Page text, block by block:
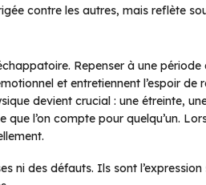
contre les autres, mais reflète
Repenser à une période
et entretiennent l’espoir
devient crucial : une étreinte,
l’on compte pour quelqu’un.
ni des défauts. Ils sont l’expression